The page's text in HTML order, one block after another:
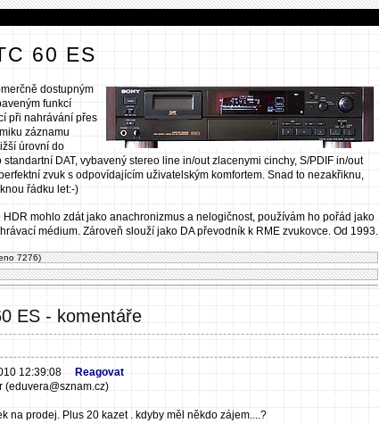
60 ES
dostupným
funkcí
při nahrávání přes
záznamu
úrovní do
DAT, vybavený stereo line in/out zlacenymi cinchy, S/PDIF in/out
zvuk s odpovídajícím uživatelským komfortem. Snad to nezakřiknu,
řádku let:-)
HDR mohlo zdát jako anachronizmus a nelogičnost, používám ho pořád jako
médium. Zároveň slouží jako DA převodník k RME zvukovce. Od 1993.
7276)
ES - komentáře
12:39:08
Reagovat
(eduvera@sznam.cz)
na prodej. Plus 20 kazet . kdyby měl někdo zájem....?